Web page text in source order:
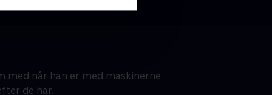
med når han er med maskinerne
de har.